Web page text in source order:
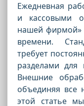
Ежедневная
и кассовыми
нашей
времени.
требует
разделами для
Внешние
объединяя все
этой статье